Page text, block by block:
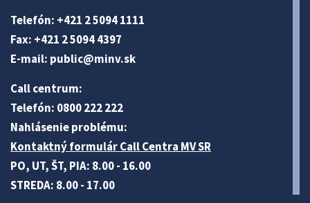
Telefón: +421 2 5094 1111
Fax: +421 2 5094 4397
E-mail: public@minv.sk
Call centrum:
Telefón: 0800 222 222
Nahlásenie problému:
Kontaktný formulár Call Centra MV SR
PO, UT, ŠT, PIA: 8.00 - 16.00
STREDA: 8.00 - 17.00